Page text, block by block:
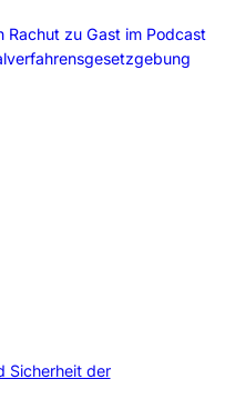
Rachut zu Gast im Podcast
Sicherheit der